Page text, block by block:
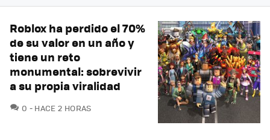
Roblox ha perdido el 70%
de su valor en un año y
tiene un reto
monumental: sobrevivir
a su propia viralidad
0 COMENTARIOS
HACE 2 HORAS